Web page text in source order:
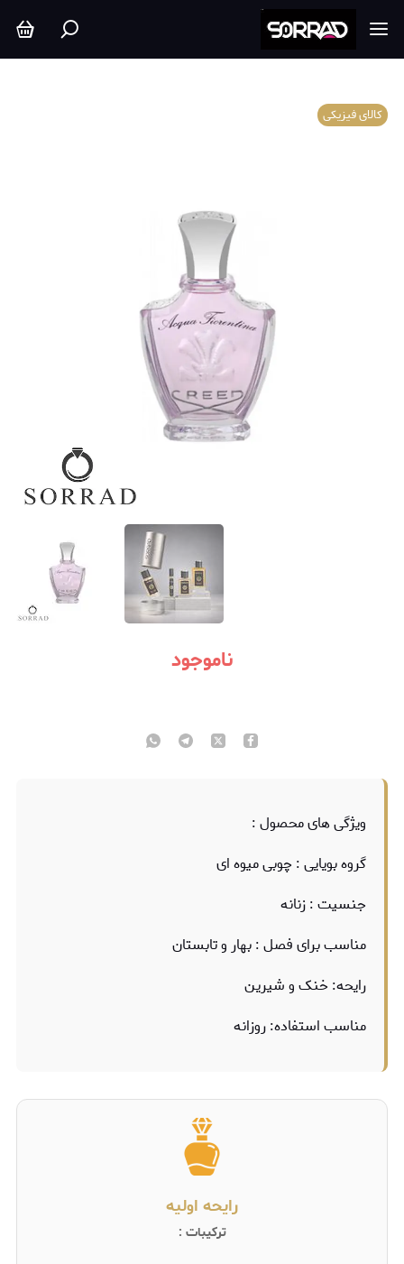
کالای فیزیکی
ناموجود
ویژگی های محصول :
گروه بویایی : چوبی میوه ای
جنسیت : زنانه
مناسب برای فصل : بهار و تابستان
رایحه: خنک و شیرین
مناسب استفاده: روزانه
رایحه اولیه
ترکیبات :